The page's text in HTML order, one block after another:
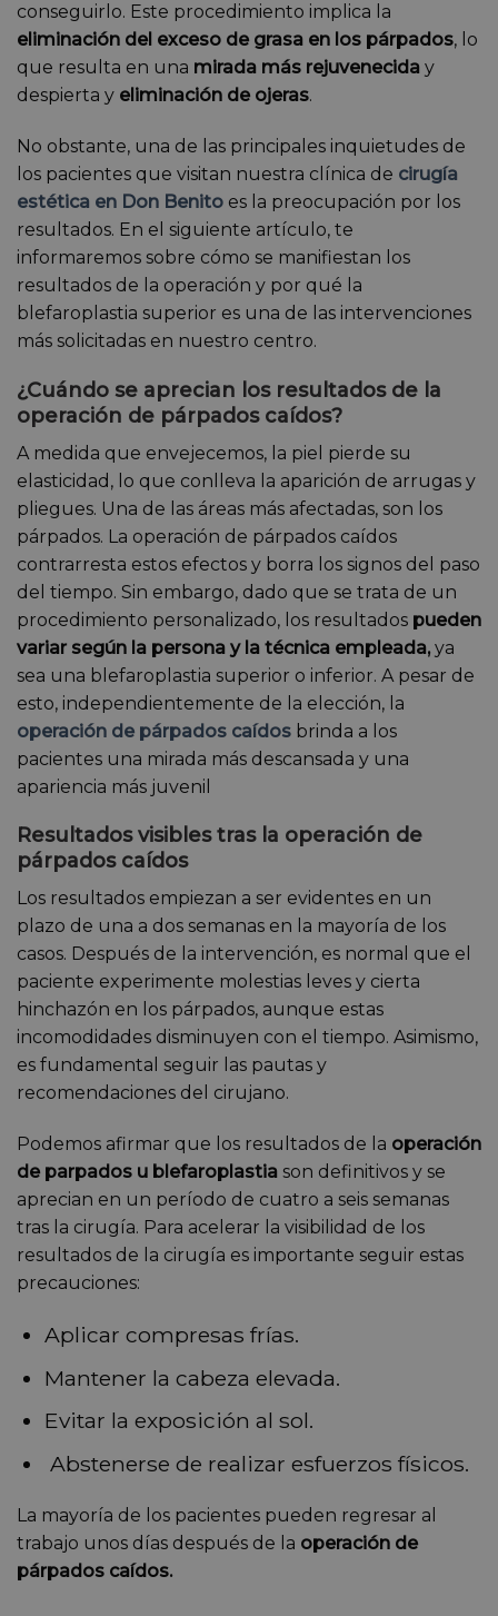
conseguirlo. Este procedimiento implica la
eliminación del exceso de grasa en los párpados, lo
que resulta en una mirada más rejuvenecida y
despierta y eliminación de ojeras.
No obstante, una de las principales inquietudes de
los pacientes que visitan nuestra clínica de cirugía
estética en Don Benito es la preocupación por los
resultados. En el siguiente artículo, te
informaremos sobre cómo se manifiestan los
resultados de la operación y por qué la
blefaroplastia superior es una de las intervenciones
más solicitadas en nuestro centro.
¿Cuándo se aprecian los resultados de la
operación de párpados caídos?
A medida que envejecemos, la piel pierde su
elasticidad, lo que conlleva la aparición de arrugas y
pliegues. Una de las áreas más afectadas, son los
párpados. La operación de párpados caídos
contrarresta estos efectos y borra los signos del paso
del tiempo. Sin embargo, dado que se trata de un
procedimiento personalizado, los resultados pueden
variar según la persona y la técnica empleada, ya
sea una blefaroplastia superior o inferior. A pesar de
esto, independientemente de la elección, la
operación de párpados caídos brinda a los
pacientes una mirada más descansada y una
apariencia más juvenil
Resultados visibles tras la operación de
párpados caídos
Los resultados empiezan a ser evidentes en un
plazo de una a dos semanas en la mayoría de los
casos. Después de la intervención, es normal que el
paciente experimente molestias leves y cierta
hinchazón en los párpados, aunque estas
incomodidades disminuyen con el tiempo. Asimismo,
es fundamental seguir las pautas y
recomendaciones del cirujano.
Podemos afirmar que los resultados de la operación
de parpados u blefaroplastia son definitivos y se
aprecian en un período de cuatro a seis semanas
tras la cirugía. Para acelerar la visibilidad de los
resultados de la cirugía es importante seguir estas
precauciones:
Aplicar compresas frías.
Mantener la cabeza elevada.
Evitar la exposición al sol.
Abstenerse de realizar esfuerzos físicos.
La mayoría de los pacientes pueden regresar al
trabajo unos días después de la operación de
párpados caídos.